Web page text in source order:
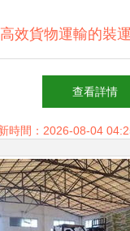
高效貨物運輸的裝
(yōu)化策略
查看詳情
時間：2026-08-04